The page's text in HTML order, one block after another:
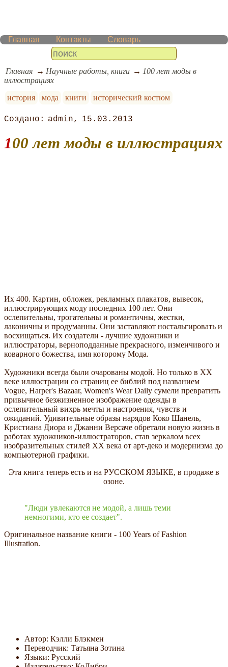
Главная Контакты Словарь
Главная Научные работы, книги
100 лет моды в
иллюстрациях
история
мода книги исторический костюм
admin 15.03.2013
100 лет моды в иллюстрациях
Их 400. Картин, обложек, рекламных плакатов, вывесок,
иллюстрирующих моду последних 100 лет. Они
ослепительны, трогательны и романтичны, жестки,
лаконичны и продуманны. Они заставляют ностальгировать и
восхищаться. Их создатели - лучшие художники и
иллюстраторы, верноподданные прекрасного, изменчивого и
коварного божества, имя которому Мода.
Художники всегда были очарованы модой. Но только в ХХ
веке иллюстрации со страниц ее библий под названием
Vogue, Harper's Bazaar, Women's Wear Daily сумели превратить
привычное безжизненное изображение одежды в
ослепительный вихрь мечты и настроения, чувств и
ожиданий. Удивительные образы нарядов Коко Шанель,
Кристиана Диора и Джанни Версаче обретали новую жизнь в
работах художников-иллюстраторов, став зеркалом всех
изобразительных стилей ХХ века от арт-деко и модернизма до
компьютерной графики.
Эта книга теперь есть и на РУССКОМ ЯЗЫКЕ, в продаже в
озоне.
"Люди увлекаются не модой, а лишь теми
немногими, кто ее создает".
Оригинальное название книги - 100 Years of Fashion
Illustration.
Автор: Кэлли Блэкмен
Переводчик: Татьяна Зотина
Языки: Русский